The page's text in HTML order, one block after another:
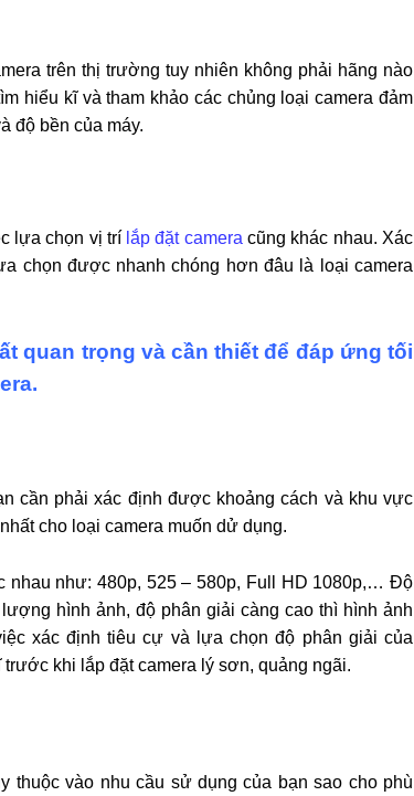
trên thị trường tuy nhiên không phải hãng nào
hiểu kĩ và tham khảo các chủng loại camera đảm
độ bền của máy.
lựa chọn vị trí lắp đặt camera cũng khác nhau. Xác
chọn được nhanh chóng hơn đâu là loại camera
quan trọng và cần thiết để đáp ứng tối
cần phải xác định được khoảng cách và khu vực
cho loại camera muốn dử dụng.
nhau như: 480p, 525 – 580p, Full HD 1080p,… Độ
hình ảnh, độ phân giải càng cao thì hình ảnh
xác định tiêu cự và lựa chọn độ phân giải của
khi lắp đặt camera lý sơn, quảng ngãi.
thuộc vào nhu cầu sử dụng của bạn sao cho phù